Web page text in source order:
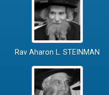
Rav Aharon L. STEINMAN